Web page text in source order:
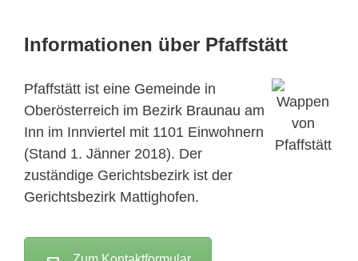
Informationen über Pfaffstätt
Pfaffstätt ist eine Gemeinde in
Oberösterreich im Bezirk Braunau am
Inn im Innviertel mit 1101 Einwohnern
(Stand 1. Jänner 2018). Der
zuständige Gerichtsbezirk ist der
Gerichtsbezirk Mattighofen.